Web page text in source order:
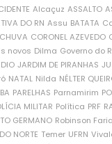
Alcaçuz ASSALTO
DO RN Assu BATATA
CORONEL AZEVEDO
novos Dilma Governo do
JARDIM DE PIRANHAS
NATAL Nilda NÉLTER
PARELHAS Parnamirim
MILITAR Política PRF
GERMANO Robinson Faria
NORTE Temer UFRN